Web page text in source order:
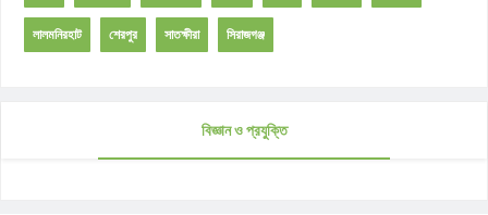
লালমনিরহাট শেরপুর সাতক্ষীরা সিরাজগঞ্জ
বিজ্ঞান ও প্রযুক্তি